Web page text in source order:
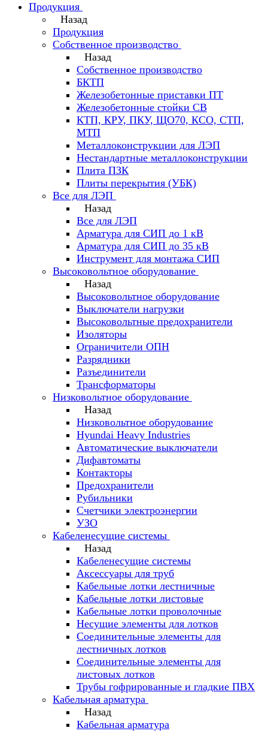
Продукция
Назад
Продукция
Собственное производство
Назад
Собственное производство
БКТП
Железобетонные приставки ПТ
Железобетонные стойки СВ
КТП, КРУ, ПКУ, ЩО70, КСО, СТП,
МТП
Металлоконструкции для ЛЭП
Нестандартные металлоконструкции
Плита ПЗК
Плиты перекрытия (УБК)
Все для ЛЭП
Назад
Все для ЛЭП
Арматура для СИП до 1 кВ
Арматура для СИП до 35 кВ
Инструмент для монтажа СИП
Высоковольтное оборудование
Назад
Высоковольтное оборудование
Выключатели нагрузки
Высоковольтные предохранители
Изоляторы
Ограничители ОПН
Разрядники
Разъединители
Трансформаторы
Низковольтное оборудование
Назад
Низковольтное оборудование
Hyundai Heavy Industries
Автоматические выключатели
Дифавтоматы
Контакторы
Предохранители
Рубильники
Счетчики электроэнергии
УЗО
Кабеленесущие системы
Назад
Кабеленесущие системы
Аксессуары для труб
Кабельные лотки лестничные
Кабельные лотки листовые
Кабельные лотки проволочные
Несущие элементы для лотков
Соединительные элементы для
лестничных лотков
Соединительные элементы для
листовых лотков
Трубы гофрированные и гладкие ПВХ
Кабельная арматура
Назад
Кабельная арматура